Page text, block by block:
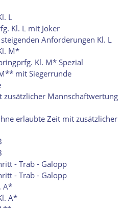
L
Kl. L mit Joker
Anforderungen Kl. L
M*
Kl. M* Spezial
mit Siegerrunde
zusätzlicher Mannschaftwertung
erlaubte Zeit mit zusätzlicher
- Trab - Galopp
- Trab - Galopp
A*
A*